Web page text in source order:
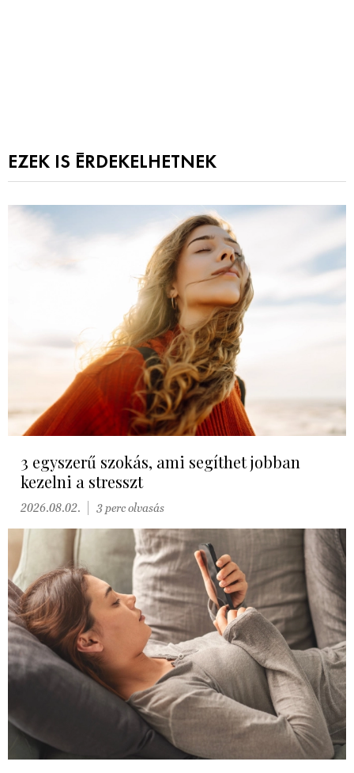
EZEK IS ÉRDEKELHETNEK
3 egyszerű szokás, ami segíthet jobban
kezelni a stresszt
2026.08.02. 3 perc olvasás